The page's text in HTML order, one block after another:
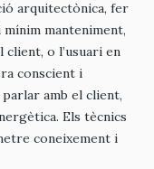
arquitectònica, fer
manteniment,
o l’usuari en
conscient i
amb el client,
Els tècnics
coneixement i